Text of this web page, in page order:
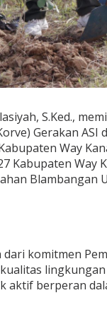
S.Ked.,
Gerakan ASI
Way
Kabupaten Way
Blambangan
komitmen
aktif berperan